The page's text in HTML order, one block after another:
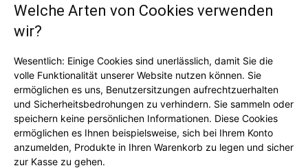
Welche Arten von Cookies verwenden
wir?
Wesentlich: Einige Cookies sind unerlässlich, damit Sie die
volle Funktionalität unserer Website nutzen können. Sie
ermöglichen es uns, Benutzersitzungen aufrechtzuerhalten
und Sicherheitsbedrohungen zu verhindern. Sie sammeln oder
speichern keine persönlichen Informationen. Diese Cookies
ermöglichen es Ihnen beispielsweise, sich bei Ihrem Konto
anzumelden, Produkte in Ihren Warenkorb zu legen und sicher
zur Kasse zu gehen.